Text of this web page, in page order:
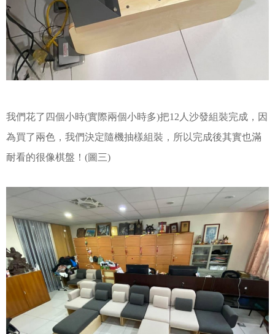
我們花了四個小時(實際兩個小時多)把12人沙發組裝完成， 因
為買了兩色，我們決定隨機抽樣組裝， 所以完成後其實也滿
耐看的很像棋盤！(圖三)